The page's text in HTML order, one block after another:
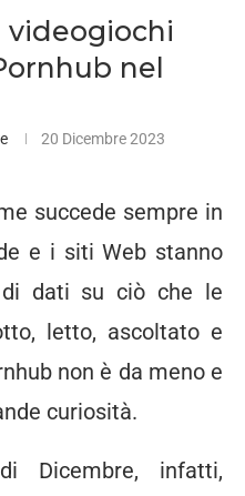
videogiochi
nel
20 Dicembre 2023
succede sempre in
e i siti Web stanno
di dati su ciò che le
letto, ascoltato e
non è da meno e
curiosità.
Dicembre, infatti,